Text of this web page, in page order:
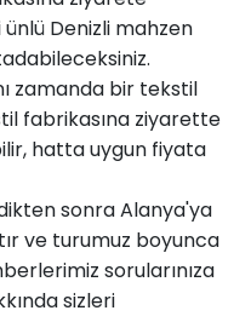
Denizli mahzen
zamanda bir tekstil
fabrikasına ziyarette
hatta uygun fiyata
sonra Alanya'ya
ve turumuz boyunca
sorularınıza
sizleri